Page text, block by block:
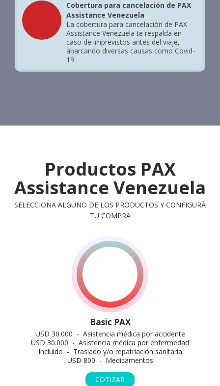
Cobertura para cancelación de PAX
Assistance Venezuela
La cobertura para cancelación de PAX
Assistance Venezuela te respalda en
caso de imprevistos antes del viaje,
abarcando diversas causas como Covid-
19.
Productos PAX
Assistance Venezuela
SELECCIONA ALGUNO DE LOS PRODUCTOS Y CONFIGURÁ
TU COMPRA
Basic PAX
USD 30.000 - Asistencia médica por accidente
USD 30.000 - Asistencia médica por enfermedad
Incluido - Traslado y/o repatriación sanitaria
USD 800 - Medicamentos
COTIZAR